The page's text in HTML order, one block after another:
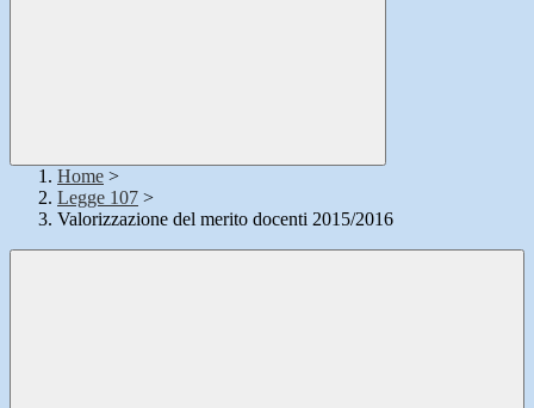
Home >
Legge 107 >
Valorizzazione del merito docenti 2015/2016